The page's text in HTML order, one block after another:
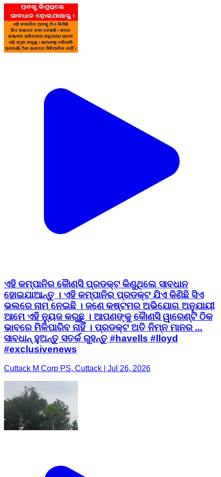
ଏହି କମ୍ପାନିର କୈାଣସି ପ୍ରଡକ୍ଟ କିଣୁଥିଲେ ସାବଧାନ
ହୋଇଯାଆନ୍ତୁ । ଏହି କମ୍ପାନିର ପ୍ରଡକ୍ଟ ଯିଏ କିଣିଛି ସିଏ
ଭଲରେ ନାମ ନେଇଛି । ଜଣେ କଷ୍ଟମର ଅଭିଯୋଗ ଅନୁଯାୟୀ
ଆମେ ଏହି ନ୍ୟୁଜ କରୁଛୁ । ଆପଣଙ୍କୁ କୈାଣସି ୱାରେଣ୍ଟି ଠିକ
ଭାବରେ ମିଳିପାରିବ ନାହିଁ । ପ୍ରଡକ୍ଟ ଅତି ନିମ୍ନ ମାନର ...
ସାବଧାନ୍ ହୁଅନ୍ତୁ ସତର୍କ ରୁହନ୍ତୁ #havells #lloyd
#exclusivenews
Cuttack M Corp PS, Cuttack | Jul 26, 2026